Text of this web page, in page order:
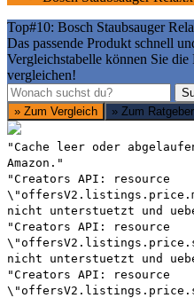
Top#10: Bosch Staubsauger
Das passende Produkt schnell
Vergleichstabelle können Sie
vergleichen!
Suchen
» Zum Vergleich
» Zum Ratgeber
"Cache leer oder
Amazon."
"Creators API: resource
nicht unterstuetzt und
"Creators API: resource
nicht unterstuetzt und
"Creators API: resource